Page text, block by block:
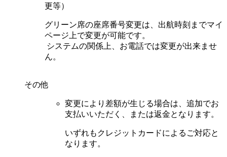
更等）
グリーン席の座席番号変更は、出航時刻までマイ
ページ上で変更が可能です。
システムの関係上、お電話では変更が出来ませ
ん。
その他
変更により差額が生じる場合は、追加でお
支払いいただく、または返金となります。
いずれもクレジットカードによるご対応と
なります。